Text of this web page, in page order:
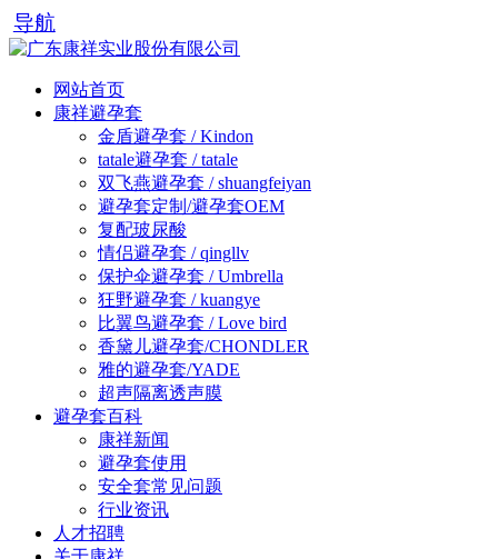
导航
网站首页
康祥避孕套
金盾避孕套 / Kindon
tatale避孕套 / tatale
双飞燕避孕套 / shuangfeiyan
避孕套定制/避孕套OEM
复配玻尿酸
情侣避孕套 / qingllv
保护伞避孕套 / Umbrella
狂野避孕套 / kuangye
比翼鸟避孕套 / Love bird
香黛儿避孕套/CHONDLER
雅的避孕套/YADE
超声隔离透声膜
避孕套百科
康祥新闻
避孕套使用
安全套常见问题
行业资讯
人才招聘